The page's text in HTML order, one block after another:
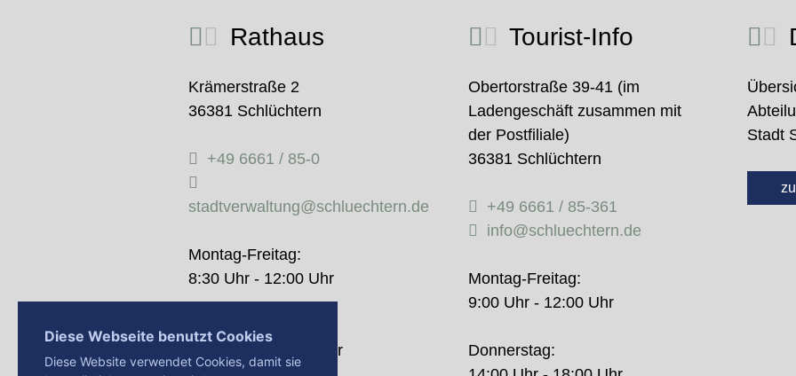
Rathaus
Krämerstraße 2
36381 Schlüchtern
+49 6661 / 85-0
stadtverwaltung@schluechtern.de
Montag-Freitag:
8:30 Uhr - 12:00 Uhr
Donnerstag:
14:00 Uhr - 18:00 Uhr
Tourist-Info
Obertorstraße 39-41 (im
Ladengeschäft zusammen mit
der Postfiliale)
36381 Schlüchtern
+49 6661 / 85-361
info@schluechtern.de
Montag-Freitag:
9:00 Uhr - 12:00 Uhr
Donnerstag:
Stadt
Diese Webseite benutzt Cookies
Diese Website verwendet Cookies, damit sie